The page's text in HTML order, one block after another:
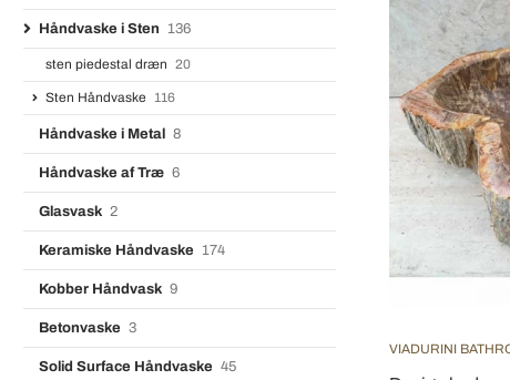
Håndvaske i Sten 136
sten piedestal dræn 20
Sten Håndvaske 116
Håndvaske i Metal 8
Håndvaske af Træ 6
Glasvask 2
Keramiske Håndvaske 174
Kobber Håndvask 9
Betonvaske 3
Solid Surface Håndvaske 45
VIADURINI